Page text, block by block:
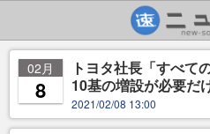
02月
8
トヨタ社長「すべて
10基の増設が必要だ
2021/02/08 13:00